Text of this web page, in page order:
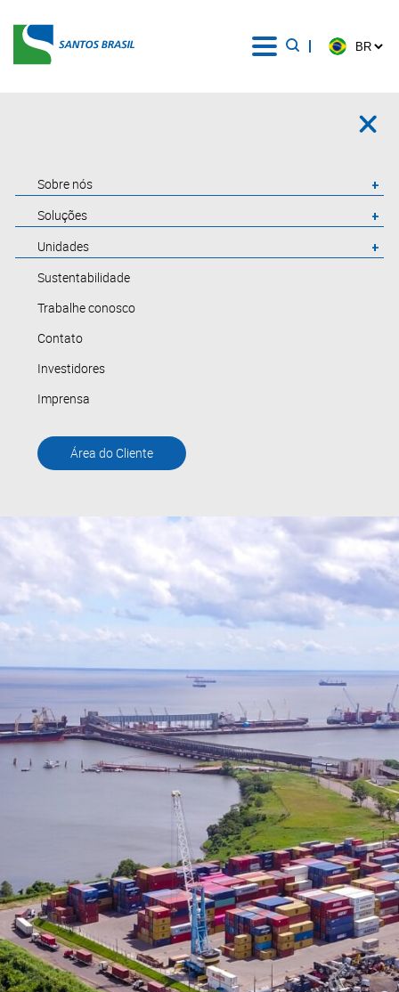
Sobre nós
Soluções
Unidades
Sustentabilidade
Trabalhe conosco
Contato
Investidores
Imprensa
Área do Cliente